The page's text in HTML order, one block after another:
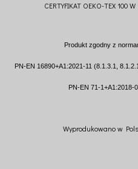
CERTYFIKAT OEKO-TEX 100
Produkt zgodny z
PN-EN 16890+A1:2021-11 (8.1.3.1,
PN-EN 71-1+A1:2018-
Wyprodukowano w